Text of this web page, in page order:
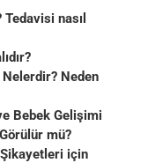
nasıl
Neden
Bebek Gelişimi
mü?
için